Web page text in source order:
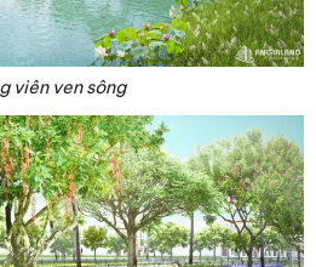
viên ven sông